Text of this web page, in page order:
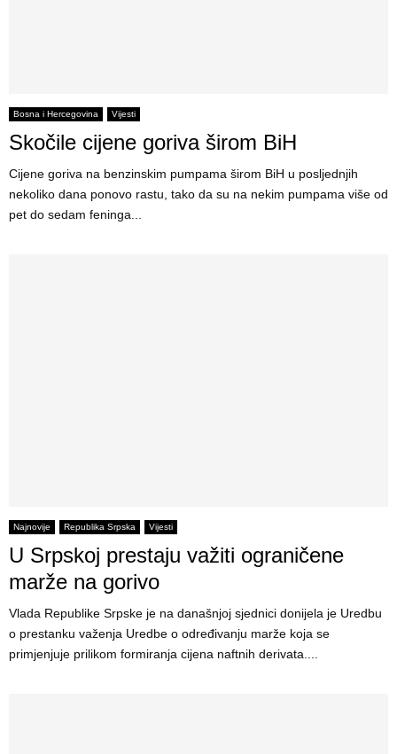
Bosna i Hercegovina Vijesti
Skočile cijene goriva širom BiH
Cijene goriva na benzinskim pumpama širom BiH u posljednjih
nekoliko dana ponovo rastu, tako da su na nekim pumpama više od
pet do sedam feninga...
Najnovije Republika Srpska Vijesti
U Srpskoj prestaju važiti ograničene
marže na gorivo
Vlada Republike Srpske je na današnjoj sjednici donijela je Uredbu
o prestanku važenja Uredbe o određivanju marže koja se
primjenjuje prilikom formiranja cijena naftnih derivata....